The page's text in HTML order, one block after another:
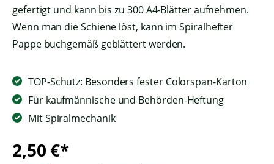
gefertigt und kann bis zu 300 A4-Blätter aufnehmen.
Wenn man die Schiene löst, kann im Spiralhefter
Pappe buchgemäß geblättert werden.
TOP-Schutz: Besonders fester Colorspan-Karton
Für kaufmännische und Behörden-Heftung
Mit Spiralmechanik
2,50 €*